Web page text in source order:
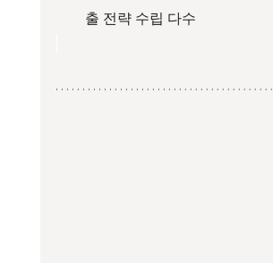
출 전략 수립 다수